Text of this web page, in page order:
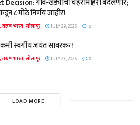
Decision: गाव-खेड्यांचा चेहरामोहरा बदलणार;
८ मोठे निर्णय जाहीर!
तरुण भारत, सोलापूर JULY 29, 2025 0
स्वर्गीय जयंत सावरकर!
तरुण भारत, सोलापूर JULY 23, 2025 0
LOAD MORE